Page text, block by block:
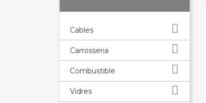
Cables 
Carrosseria 
Combustible 
Vidres 